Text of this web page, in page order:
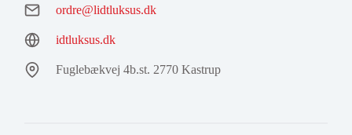
ordre@lidtluksus.dk
idtluksus.dk
Fuglebækvej 4b.st. 2770 Kastrup